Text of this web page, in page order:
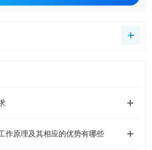
作原理及其相应的优势有哪些